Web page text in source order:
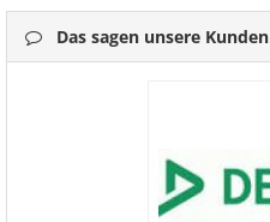
Das sagen unsere Kunden